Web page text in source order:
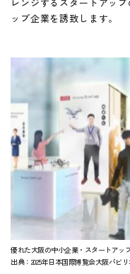
ップ企業を誘致します。
優れた大阪の中小企業・スタートアッ
出典：2025年日本国際博覧会大阪パビ